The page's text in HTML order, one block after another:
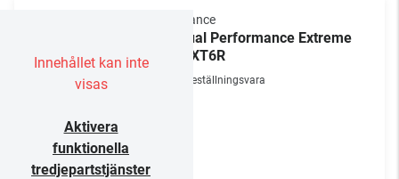
Innehållet kan inte
visas
Aktivera
funktionella
tredjepartstjänster
Sonance
Visual Performance Extreme
VP-XT6R
Beställningsvara